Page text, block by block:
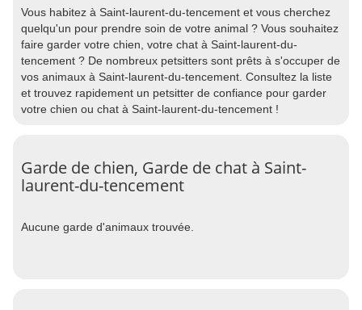
Vous habitez à Saint-laurent-du-tencement et vous cherchez
quelqu'un pour prendre soin de votre animal ? Vous souhaitez
faire garder votre chien, votre chat à Saint-laurent-du-
tencement ? De nombreux petsitters sont prêts à s'occuper de
vos animaux à Saint-laurent-du-tencement. Consultez la liste
et trouvez rapidement un petsitter de confiance pour garder
votre chien ou chat à Saint-laurent-du-tencement !
Garde de chien, Garde de chat à Saint-
laurent-du-tencement
Aucune garde d'animaux trouvée.